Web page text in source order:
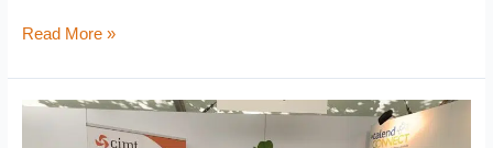
Read More »
Speed-